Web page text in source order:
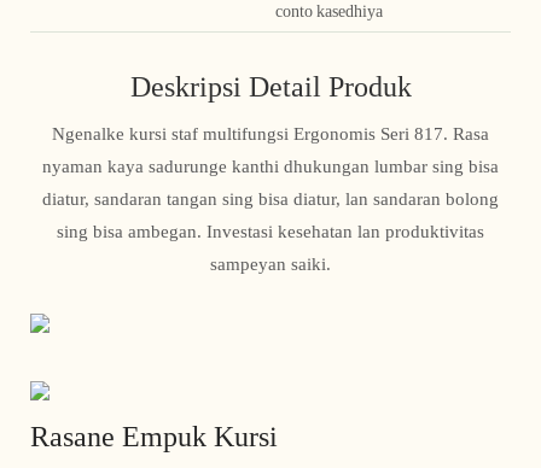
conto kasedhiya
Deskripsi Detail Produk
Ngenalke kursi staf multifungsi Ergonomis Seri 817. Rasa
nyaman kaya sadurunge kanthi dhukungan lumbar sing bisa
diatur, sandaran tangan sing bisa diatur, lan sandaran bolong
sing bisa ambegan. Investasi kesehatan lan produktivitas
sampeyan saiki.
Rasane Empuk Kursi